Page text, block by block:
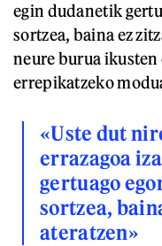
egin dudanetik
sortzea, baina ez
neure burua
errepikatzeko
«Uste dut
errazagoa
gertuago
sortzea,
ateratzen»